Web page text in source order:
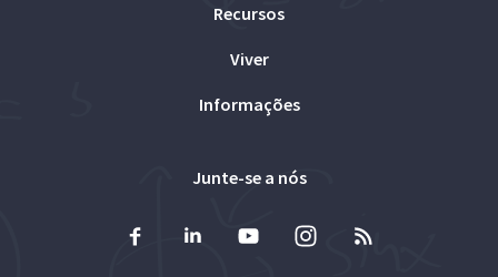
Recursos
Viver
Informações
Junte-se a nós